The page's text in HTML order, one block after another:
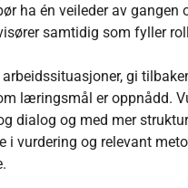
ha én veileder av gangen
samtidig som fyller
gi
læringsmål er oppnådd.
dialog og med mer
i vurdering og relevant